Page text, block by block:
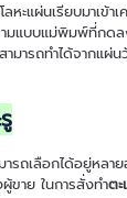
ลหะแผ่นเรียบมาเข้
มแบบแม่พิมพ์ที่กดล
สามารถทำได้จากแผ่
รถเลือกได้อยู่หลา
ขาย ในการสั่งทำตะ